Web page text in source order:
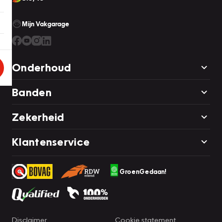
Mijn Vakgarage
Onderhoud
Banden
Zekerheid
Klantenservice
GroenGedaan!
Disclaimer Cookie statement